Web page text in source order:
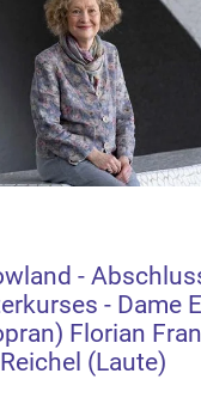
-
- Dame
Florian
(Laute)